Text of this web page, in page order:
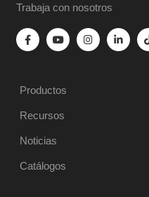
Trabaja con nosotros
Productos
Recursos
Noticias
Catálogos